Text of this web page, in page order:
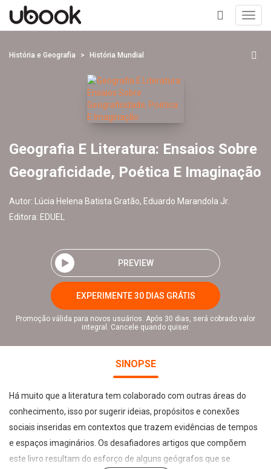
+
História e Geografia História Mundial
Geografia E Literatura: Ensaios Sobre
Geograficidade, Poética E Imaginação
Autor:
Lúcia Helena Batista Gratão, Eduardo Marandola Jr.
Editora: EDUEL
PREVIEW
EXPERIMENTE 30 DIAS GRÁTIS
Promoção válida para novos usuários. Após 30 dias, será cobrado valor
integral. Cancele quando quiser.
SINOPSE
Há muito que a literatura tem colaborado com outras áreas do
conhecimento, isso por sugerir ideias, propósitos e conexões
sociais inseridas em contextos que trazem evidências de tempos
e espaços imaginários. Os desafiadores artigos que compõem
este livro resultam do esforço de alguns geógrafos que se